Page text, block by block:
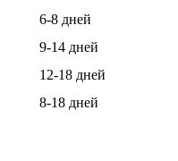
6-8 дней
9-14 дней
12-18 дней
8-18 дней